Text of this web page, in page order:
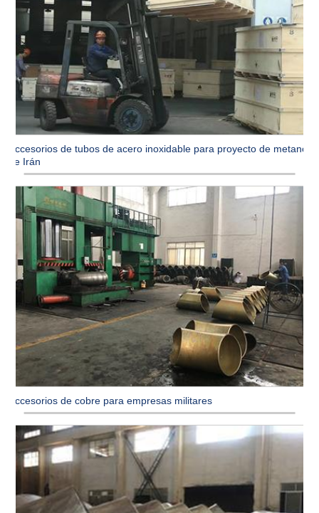
Accesorios de tubos de acero inoxidable para proyecto de metanol
de Irán
Accesorios de cobre para empresas militares